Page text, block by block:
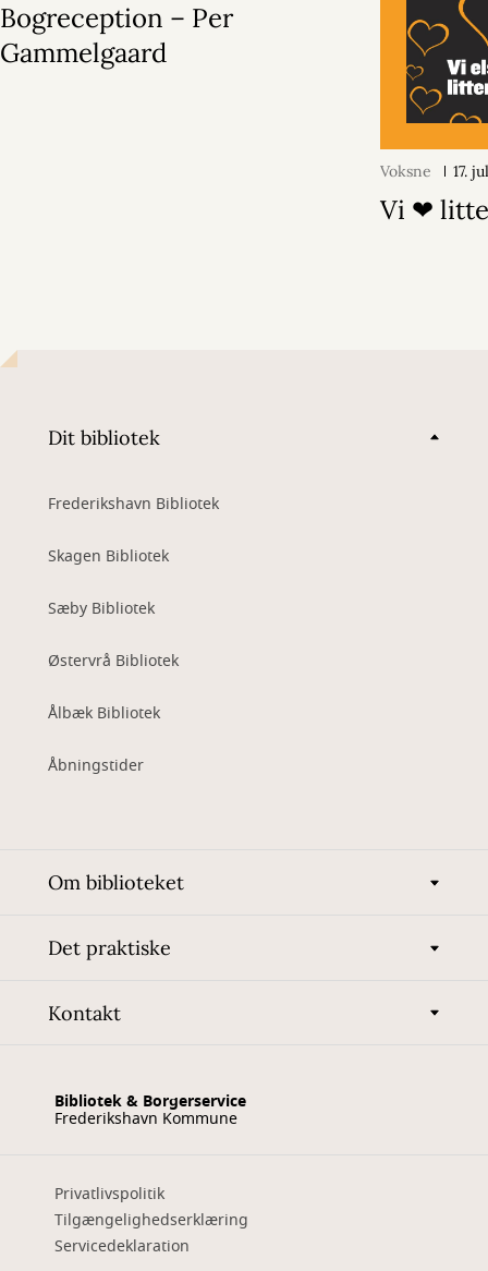
Bogreception – Per
Gammelgaard
Voksne 17.
Vi ❤
Dit bibliotek
Frederikshavn Bibliotek
Skagen Bibliotek
Sæby Bibliotek
Østervrå Bibliotek
Ålbæk Bibliotek
Åbningstider
Om biblioteket
Det praktiske
Kontakt
Bibliotek & Borgerservice
Frederikshavn Kommune
Privatlivspolitik
Tilgængelighedserklæring
Servicedeklaration